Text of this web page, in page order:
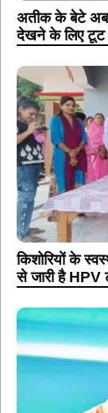
अतीक के बेटे
देखने के लिए टूट
किशोरियों के
से जारी है HPV